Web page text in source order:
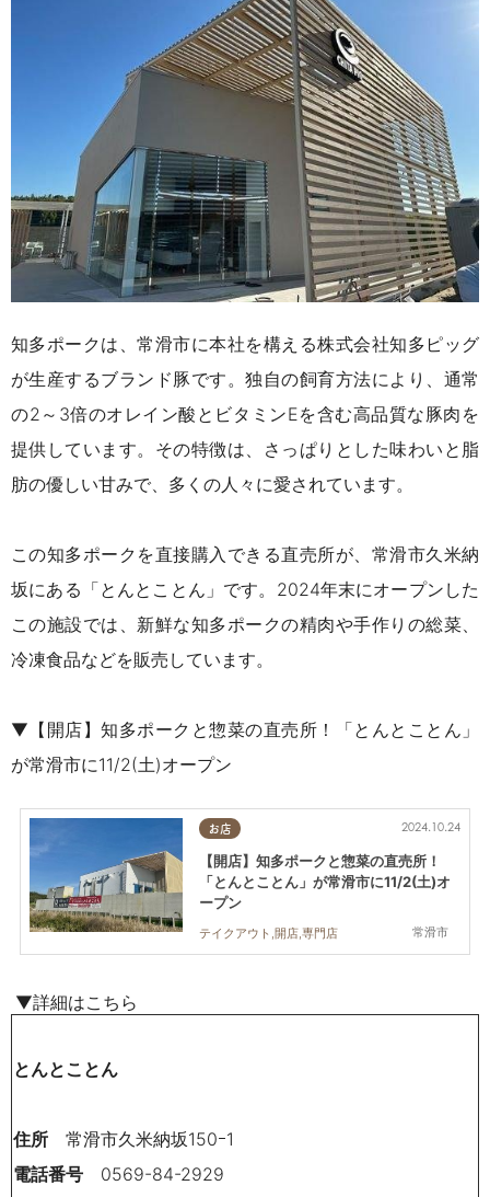
知多ポークは、常滑市に本社を構える株式会社知多ピッグ
が生産するブランド豚です。独自の飼育方法により、通常
の2～3倍のオレイン酸とビタミンEを含む高品質な豚肉を
提供しています。その特徴は、さっぱりとした味わいと脂
肪の優しい甘みで、多くの人々に愛されています。
この知多ポークを直接購入できる直売所が、常滑市久米納
坂にある「とんとことん」です。2024年末にオープンした
この施設では、新鮮な知多ポークの精肉や手作りの総菜、
冷凍食品などを販売しています。
▼【開店】知多ポークと惣菜の直売所！「とんとことん」
が常滑市に11/2(土)オープン
お店
常滑市
2024.10.24
【開店】知多ポークと惣菜の直売所！
「とんとことん」が常滑市に11/2(土)オ
ープン
テイクアウト,開店,専門店
▼詳細はこちら
とんとことん
住所
常滑市久米納坂150ｰ1
電話番号
0569-84-2929